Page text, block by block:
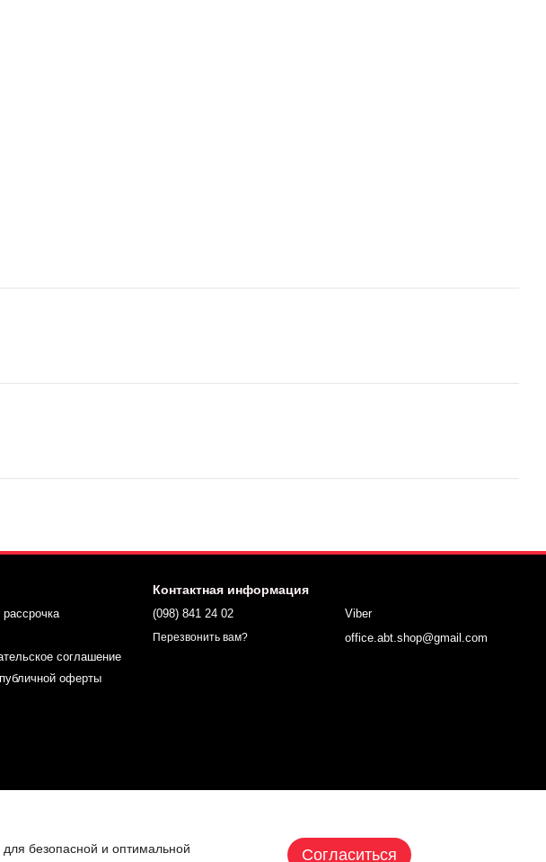
рассрочка
соглашение
оферты
Контактная информация
(098) 841 24 02
Перезвонить вам?
Viber
office.abt.shop@gmail.com
для безопасной и оптимальной
Согласиться